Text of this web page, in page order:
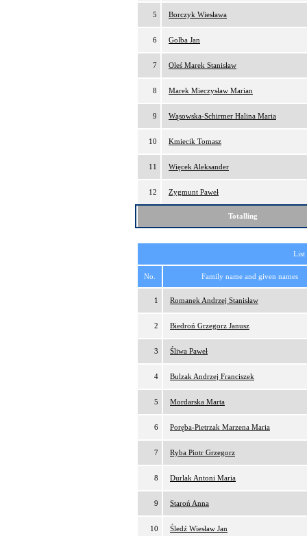
5 Borczyk Wiesława
6 Golba Jan
7 Oleś Marek Stanisław
8 Marek Mieczysław Marian
9 Wąsowska-Schirmer Halina Maria
10 Kmiecik Tomasz
11 Więcek Aleksander
12 Zygmunt Paweł
Totalling
List
No. Family name and given names
1 Romanek Andrzej Stanisław
2 Biedroń Grzegorz Janusz
3 Śliwa Paweł
4 Bulzak Andrzej Franciszek
5 Mordarska Marta
6 Poręba-Pietrzak Marzena Maria
7 Ryba Piotr Grzegorz
8 Durlak Antoni Maria
9 Staroń Anna
10 Śledź Wiesław Jan